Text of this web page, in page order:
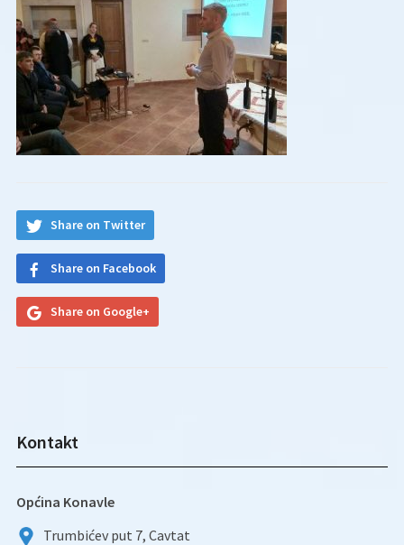
Share on Twitter
Share on Facebook
Share on Google+
Kontakt
Općina Konavle
Trumbićev put 7, Cavtat